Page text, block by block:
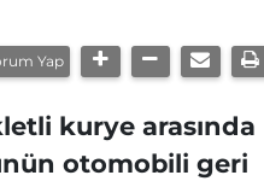
Yap
kurye arasında
otomobili geri